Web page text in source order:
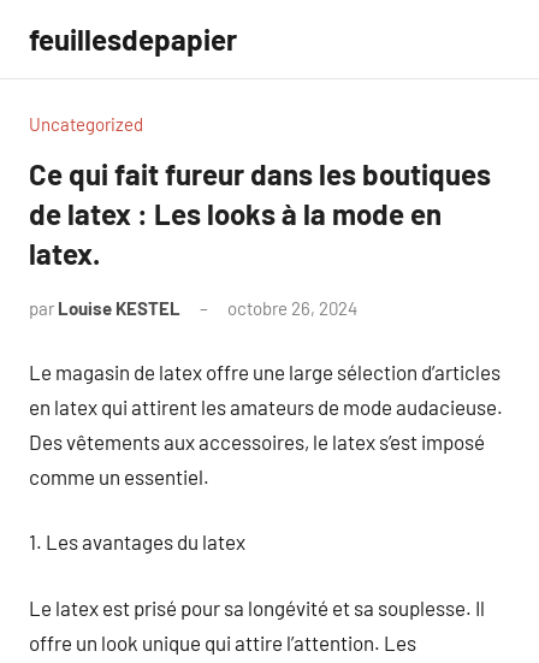
contenu
feuillesdepapier
Uncategorized
Ce qui fait fureur dans les boutiques
de latex : Les looks à la mode en
latex.
par Louise KESTEL octobre 26, 2024
Le magasin de latex offre une large sélection d’articles
en latex qui attirent les amateurs de mode audacieuse.
Des vêtements aux accessoires, le latex s’est imposé
comme un essentiel.
1. Les avantages du latex
Le latex est prisé pour sa longévité et sa souplesse. Il
offre un look unique qui attire l’attention. Les